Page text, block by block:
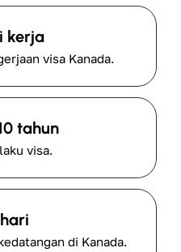
kerja
visa Kanada.
tahun
visa.
di Kanada.